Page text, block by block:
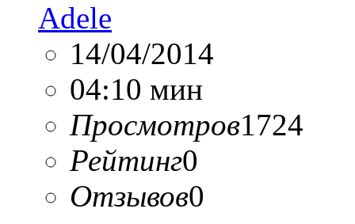
Adele
14/04/2014
04:10 мин
Просмотров1724
Рейтинг0
Отзывов0